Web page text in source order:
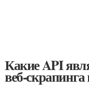
Какие API
веб-скрапинга